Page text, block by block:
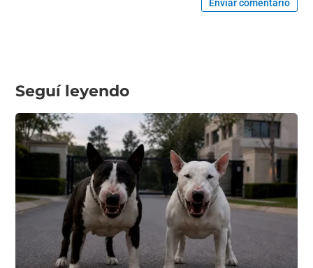
Enviar comentario
Seguí leyendo